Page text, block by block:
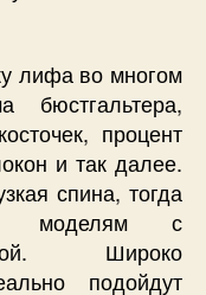
лифа во многом
процент
и так далее.
спина, тогда
к моделям с
Широко
подойдут